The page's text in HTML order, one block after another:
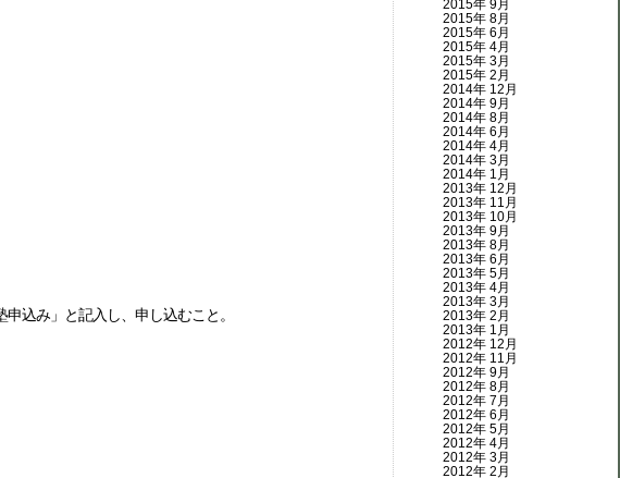
込み」と記入し、申し込むこと。
2015年 9月
2015年 8月
2015年 6月
2015年 4月
2015年 3月
2015年 2月
2014年 12月
2014年 9月
2014年 8月
2014年 6月
2014年 4月
2014年 3月
2014年 1月
2013年 12月
2013年 11月
2013年 10月
2013年 9月
2013年 8月
2013年 6月
2013年 5月
2013年 4月
2013年 3月
2013年 2月
2013年 1月
2012年 12月
2012年 11月
2012年 9月
2012年 8月
2012年 7月
2012年 6月
2012年 5月
2012年 4月
2012年 3月
2012年 2月